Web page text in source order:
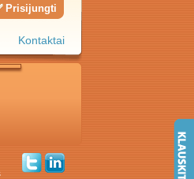
Kontaktai
Prisijungti